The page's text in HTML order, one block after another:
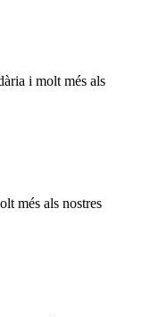
i molt més als
més als nostres